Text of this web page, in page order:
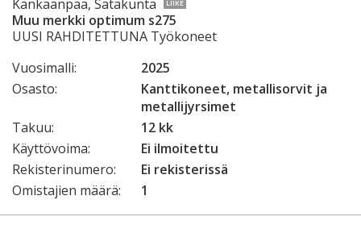
Kankaanpää, Satakunta
LIIKE
Muu merkki optimum s275
UUSI RAHDITETTUNA Työkoneet
Vuosimalli:
2025
Osasto:
Kanttikoneet, metallisorvit ja
metallijyrsimet
Takuu:
12 kk
Käyttövoima:
Ei ilmoitettu
Rekisterinumero:
Ei rekisterissä
Omistajien määrä:
1